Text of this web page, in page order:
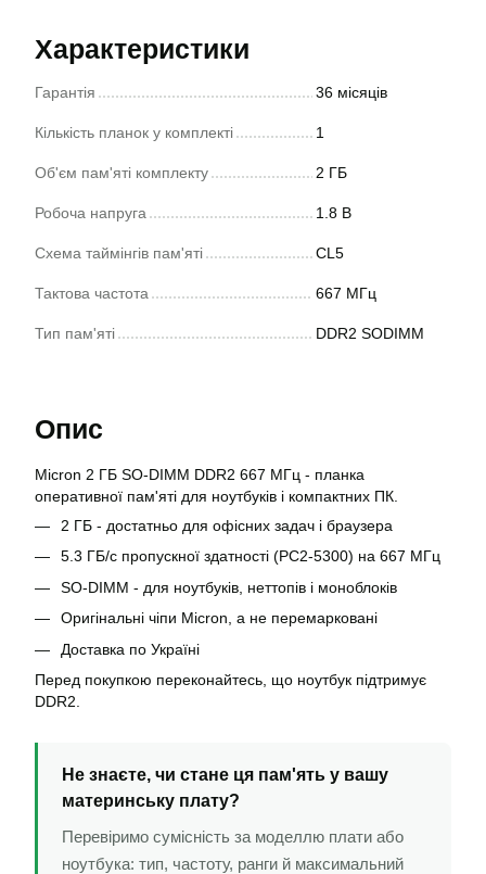
Характеристики
Гарантія 36 місяців
Кількість планок у комплекті 1
Об'єм пам'яті комплекту 2 ГБ
Робоча напруга 1.8 В
Схема таймінгів пам'яті CL5
Тактова частота 667 МГц
Тип пам'яті DDR2 SODIMM
Опис
Micron 2 ГБ SO-DIMM DDR2 667 МГц - планка
оперативної пам'яті для ноутбуків і компактних ПК.
2 ГБ - достатньо для офісних задач і браузера
5.3 ГБ/с пропускної здатності (PC2-5300) на 667 МГц
SO-DIMM - для ноутбуків, неттопів і моноблоків
Оригінальні чіпи Micron, а не перемарковані
Доставка по Україні
Перед покупкою переконайтесь, що ноутбук підтримує
DDR2.
Не знаєте, чи стане ця пам'ять у вашу
материнську плату?
Перевіримо сумісність за моделлю плати або
ноутбука: тип, частоту, ранги й максимальний